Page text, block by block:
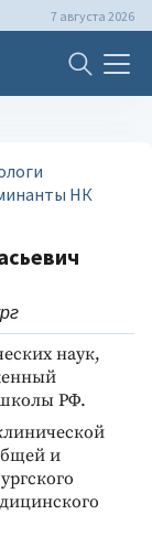
7 августа 2026
НК
наук,
РФ.
и